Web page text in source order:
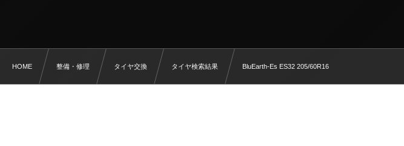
HOME 整備・修理 タイヤ交換 タイヤ検索結果 BluEarth-Es ES32 205/60R16